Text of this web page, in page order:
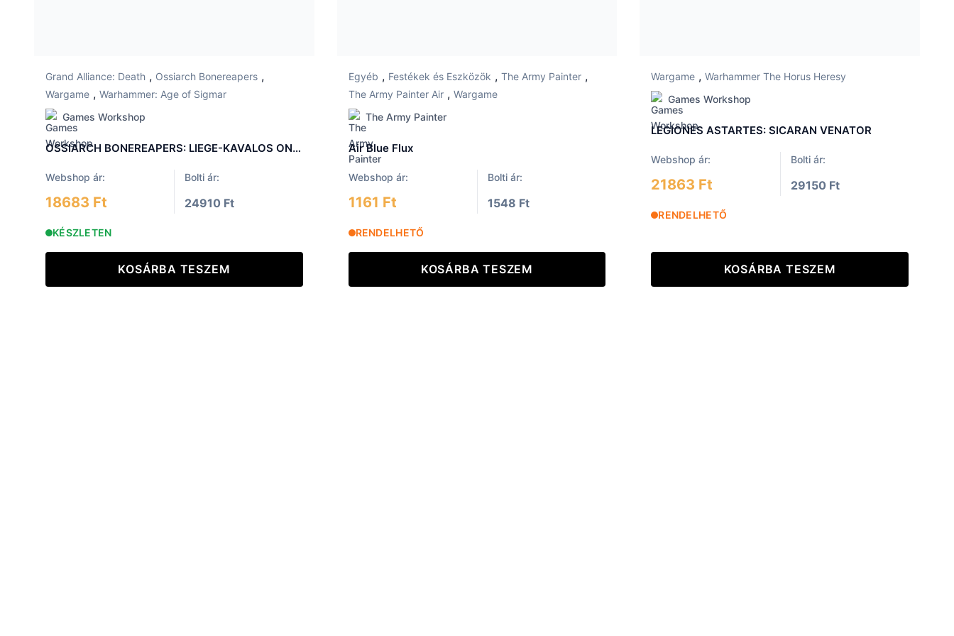
Grand Alliance: Death , Ossiarch Bonereapers ,
Wargame , Warhammer: Age of Sigmar
Games Workshop
OSSIARCH BONEREAPERS: LIEGE-KAVALOS ON WAR CHARIOT
Webshop ár: Bolti ár:
18683 Ft 24910 Ft
KÉSZLETEN
KOSÁRBA TESZEM
Egyéb , Festékek és Eszközök , The Army Painter,
The Army Painter Air, Wargame
The Army Painter
Air Blue Flux
Webshop ár: Bolti ár:
1161 Ft 1548 Ft
RENDELHETŐ
KOSÁRBA TESZEM
Wargame ,Warhammer The Horus Heresy
Games Workshop
LEGIONES ASTARTES: SICARAN VENATOR
Webshop ár: Bolti ár:
21863 Ft 29150 Ft
RENDELHETŐ
KOSÁRBA TESZEM